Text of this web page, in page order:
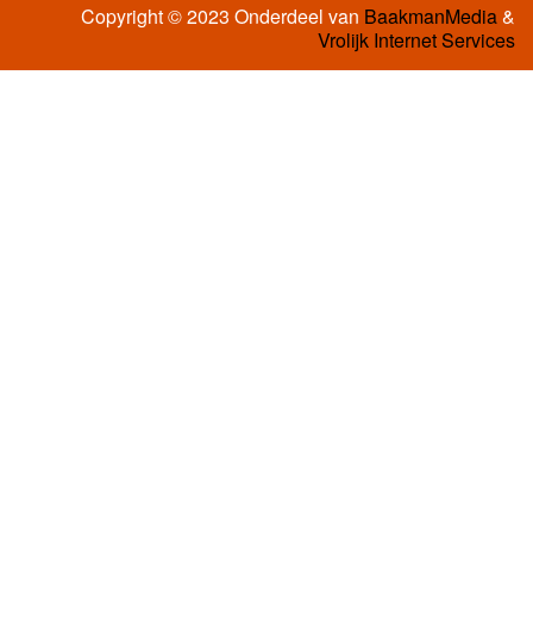
Copyright © 2023 Onderdeel van BaakmanMedia&
Vrolijk Internet Services